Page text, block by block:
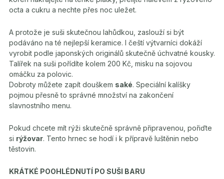
octa a cukru a nechte přes noc uležet.
A protože je suši skutečnou lahůdkou, zaslouží si být
podáváno na té nejlepší keramice. I čeští výtvarníci dokáží
vyrobit podle japonských originálů skutečně úchvatné kousky.
Talířek na suši pořídíte kolem 200 Kč, misku na sojovou
omáčku za polovic.
Dobroty můžete zapít douškem saké. Speciální kalíšky
pojmou přesně to správné množství na zakončení
slavnostního menu.
Pokud chcete mít rýži skutečně správně připravenou, pořiďte
si rýžovar. Tento hrnec se hodí i k přípravě luštěnin nebo
těstovin.
KRÁTKÉ POOHLÉDNUTÍ PO SUŠI BARU